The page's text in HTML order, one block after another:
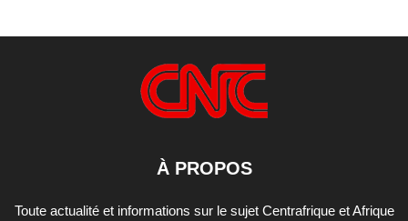
À PROPOS
Toute actualité et informations sur le sujet Centrafrique et Afrique